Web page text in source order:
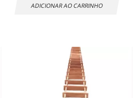
ADICIONAR AO CARRINHO